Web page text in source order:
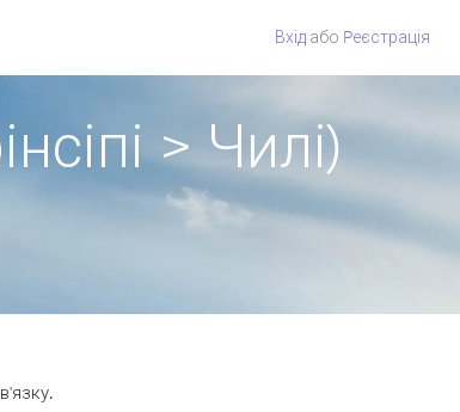
Вхід або Pеєстрація
> Чилі)